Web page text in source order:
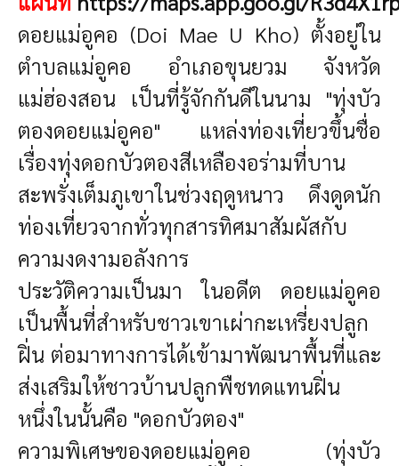
ดอยแม่อูคอ (Doi Mae U Kho) ตั้งอยู่ใน
ตำบลแม่อูคอ อำเภอขุนยวม จังหวัด
แม่ฮ่องสอน เป็นที่รู้จักกันดีในนาม "ทุ่งบัว
ตองดอยแม่อูคอ" แหล่งท่องเที่ยวขึ้นชื่อ
เรื่องทุ่งดอกบัวตองสีเหลืองอร่ามที่บาน
สะพรั่งเต็มภูเขาในช่วงฤดูหนาว ดึงดูดนัก
ท่องเที่ยวจากทั่วทุกสารทิศมาสัมผัสกับ
ความงดงามอลังการ
ประวัติความเป็นมาในอดีต ดอยแม่อูคอ
เป็นพื้นที่สำหรับชาวเขาเผ่ากะเหรี่ยงปลูก
ฝิ่น ต่อมาทางการได้เข้ามาพัฒนาพื้นที่และ
ส่งเสริมให้ชาวบ้านปลูกพืชทดแทนฝิ่น
หนึ่งในนั้นคือ "ดอกบัวตอง"
ความพิเศษของดอยแม่อูคอ (ทุ่งบัว